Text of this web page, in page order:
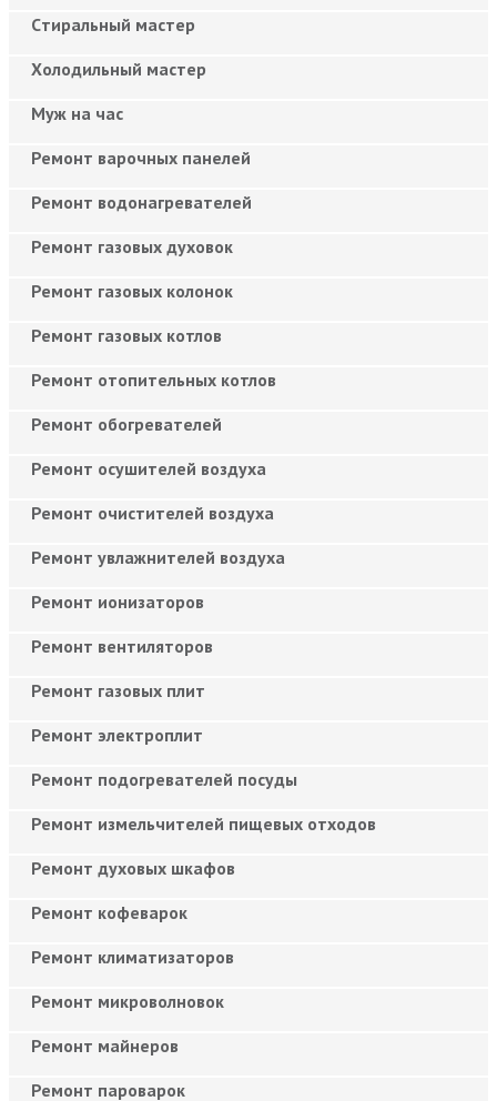
Cтиральный мастер
Холодильный мастер
Муж на час
Ремонт варочных панелей
Ремонт водонагревателей
Ремонт газовых духовок
Ремонт газовых колонок
Ремонт газовых котлов
Ремонт отопительных котлов
Ремонт обогревателей
Ремонт осушителей воздуха
Ремонт очистителей воздуха
Ремонт увлажнителей воздуха
Ремонт ионизаторов
Ремонт вентиляторов
Ремонт газовых плит
Ремонт электроплит
Ремонт подогревателей посуды
Ремонт измельчителей пищевых отходов
Ремонт духовых шкафов
Ремонт кофеварок
Ремонт климатизаторов
Ремонт микроволновок
Ремонт майнеров
Ремонт пароварок